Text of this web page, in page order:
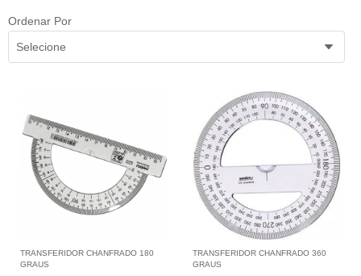
Ordenar Por
Selecione
TRANSFERIDOR CHANFRADO 180
GRAUS
TRANSFERIDOR CHANFRADO 360
GRAUS